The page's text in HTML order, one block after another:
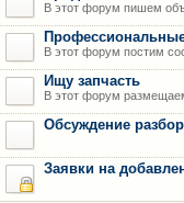
В этот форум пишем
В этот форум постим
Ищу запчасть
В этот форум
Обсуждение
Заявки на